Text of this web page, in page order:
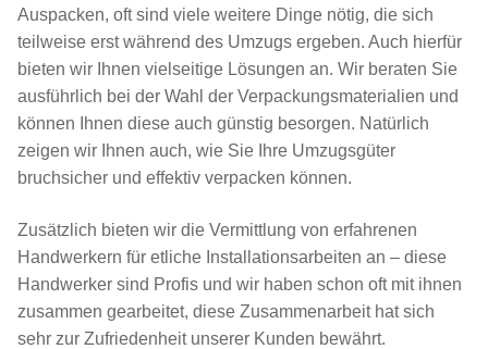
Auspacken, oft sind viele weitere Dinge nötig, die sich
teilweise erst während des Umzugs ergeben. Auch hierfür
bieten wir Ihnen vielseitige Lösungen an. Wir beraten Sie
ausführlich bei der Wahl der Verpackungsmaterialien und
können Ihnen diese auch günstig besorgen. Natürlich
zeigen wir Ihnen auch, wie Sie Ihre Umzugsgüter
bruchsicher und effektiv verpacken können.
Zusätzlich bieten wir die Vermittlung von erfahrenen
Handwerkern für etliche Installationsarbeiten an – diese
Handwerker sind Profis und wir haben schon oft mit ihnen
zusammen gearbeitet, diese Zusammenarbeit hat sich
sehr zur Zufriedenheit unserer Kunden bewährt.